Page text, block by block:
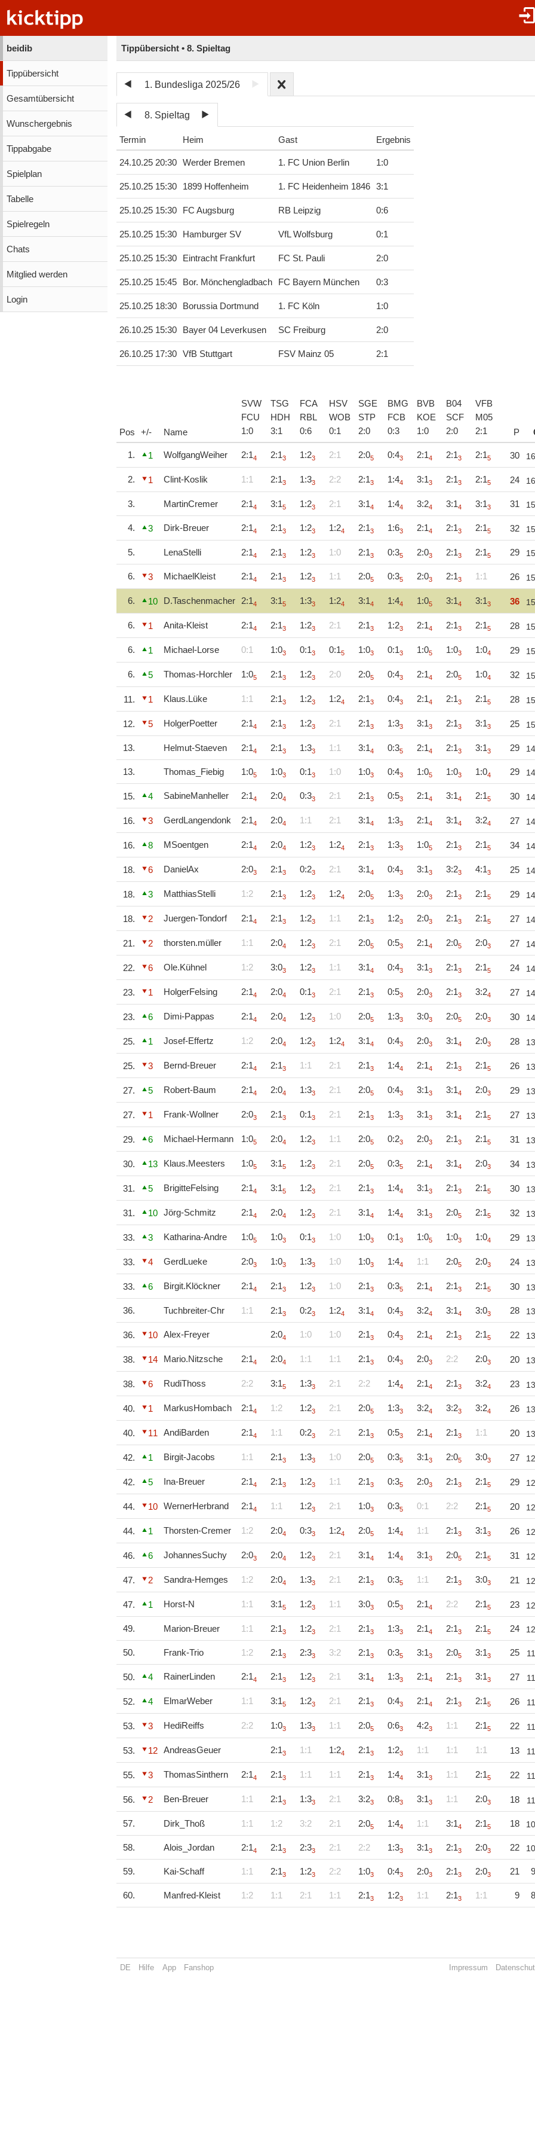
beidib
Tippübersicht
Gesamtübersicht
Wunschergebnis
Tippabgabe
Spielplan
Tabelle
Spielregeln
Chats
Mitglied werden
Login
Tippübersicht • 8. Spieltag
1. Bundesliga 2025/26
8. Spieltag
Termin Heim Gast Ergebnis
24.10.25 20:30 Werder Bremen 1. FC Union Berlin 1:0
25.10.25 15:30 1899 Hoffenheim 1. FC Heidenheim 1846 3:1
25.10.25 15:30 FC Augsburg RB Leipzig 0:6
25.10.25 15:30 Hamburger SV VfL Wolfsburg 0:1
25.10.25 15:30 Eintracht Frankfurt FC St. Pauli 2:0
25.10.25 15:45 Bor. Mönchengladbach FC Bayern München 0:3
25.10.25 18:30 Borussia Dortmund 1. FC Köln 1:0
26.10.25 15:30 Bayer 04 Leverkusen SC Freiburg 2:0
26.10.25 17:30 VfB Stuttgart FSV Mainz 05 2:1
Pos +/- Name
SVW
FCU
1:0
TSG
HDH
3:1
FCA
RBL
0:6
HSV
WOB
0:1
SGE
STP
2:0
BMG
FCB
0:3
BVB
KOE
1:0
B04
SCF
2:0
VFB
M05
2:1 P
1. 1 WolfgangWeiher 2:14 2:13 1:23 2:1 2:05 0:43 2:14 2:13 2:15 30
2. 1 Clint-Koslik 1:1 2:13 1:33 2:2 2:13 1:44 3:13 2:13 2:15 24
3. MartinCremer 2:14 3:15 1:23 2:1 3:14 1:44 3:24 3:14 3:13 31
4. 3 Dirk-Breuer 2:14 2:13 1:23 1:24 2:13 1:63 2:14 2:13 2:15 32
5. LenaStelli 2:14 2:13 1:23 1:0 2:13 0:35 2:03 2:13 2:15 29
6. 3 MichaelKleist 2:14 2:13 1:23 1:1 2:05 0:35 2:03 2:13 1:1 26
6. 10 D.Taschenmacher 2:14 3:15 1:33 1:24 3:14 1:44 1:05 3:14 3:13 36
6. 1 Anita-Kleist 2:14 2:13 1:23 2:1 2:13 1:23 2:14 2:13 2:15 28
6. 1 Michael-Lorse 0:1 1:03 0:13 0:15 1:03 0:13 1:05 1:03 1:04 29
6. 5 Thomas-Horchler 1:05 2:13 1:23 2:0 2:05 0:43 2:14 2:05 1:04 32
11. 1 Klaus.Lüke 1:1 2:13 1:23 1:24 2:13 0:43 2:14 2:13 2:15 28
12. 5 HolgerPoetter 2:14 2:13 1:23 2:1 2:13 1:33 3:13 2:13 3:13 25
13. Helmut-Staeven 2:14 2:13 1:33 1:1 3:14 0:35 2:14 2:13 3:13 29
13. Thomas_Fiebig 1:05 1:03 0:13 1:0 1:03 0:43 1:05 1:03 1:04 29
15. 4 SabineManheller 2:14 2:04 0:33 2:1 2:13 0:53 2:14 3:14 2:15 30
16. 3 GerdLangendonk 2:14 2:04 1:1 2:1 3:14 1:33 2:14 3:14 3:24 27
16. 8 MSoentgen 2:14 2:04 1:23 1:24 2:13 1:33 1:05 2:13 2:15 34
18. 6 DanielAx 2:03 2:13 0:23 2:1 3:14 0:43 3:13 3:23 4:13 25
18. 3 MatthiasStelli 1:2 2:13 1:23 1:24 2:05 1:33 2:03 2:13 2:15 29
18. 2 Juergen-Tondorf 2:14 2:13 1:23 1:1 2:13 1:23 2:03 2:13 2:15 27
21. 2 thorsten.müller 1:1 2:04 1:23 2:1 2:05 0:53 2:14 2:05 2:03 27
22. 6 Ole.Kühnel 1:2 3:03 1:23 1:1 3:14 0:43 3:13 2:13 2:15 24
23. 1 HolgerFelsing 2:14 2:04 0:13 2:1 2:13 0:53 2:03 2:13 3:24 27
23. 6 Dimi-Pappas 2:14 2:04 1:23 1:0 2:05 1:33 3:03 2:05 2:03 30
25. 1 Josef-Effertz 1:2 2:04 1:23 1:24 3:14 0:43 2:03 3:14 2:03 28
25. 3 Bernd-Breuer 2:14 2:13 1:1 2:1 2:13 1:44 2:14 2:13 2:15 26
27. 5 Robert-Baum 2:14 2:04 1:33 2:1 2:05 0:43 3:13 3:14 2:03 29
27. 1 Frank-Wollner 2:03 2:13 0:13 2:1 2:13 1:33 3:13 3:14 2:15 27
29. 6 Michael-Hermann 1:05 2:04 1:23 1:1 2:05 0:23 2:03 2:13 2:15 31
30. 13 Klaus.Meesters 1:05 3:15 1:23 2:1 2:05 0:35 2:14 3:14 2:03 34
31. 5 BrigitteFelsing 2:14 3:15 1:23 2:1 2:13 1:44 3:13 2:13 2:15 30
31. 10 Jörg-Schmitz 2:14 2:04 1:23 2:1 3:14 1:44 3:13 2:05 2:15 32
33. 3 Katharina-Andre 1:05 1:03 0:13 1:0 1:03 0:13 1:05 1:03 1:04 29
33. 4 GerdLueke 2:03 1:03 1:33 1:0 1:03 1:44 1:1 2:05 2:03 24
33. 6 Birgit.Klöckner 2:14 2:13 1:23 1:0 2:13 0:35 2:14 2:13 2:15 30
36. Tuchbreiter-Chr 1:1 2:13 0:23 1:24 3:14 0:43 3:24 3:14 3:03 28
36. 10 Alex-Freyer 2:04 1:0 1:0 2:13 0:43 2:14 2:13 2:15 22
38. 14 Mario.Nitzsche 2:14 2:04 1:1 1:1 2:13 0:43 2:03 2:2 2:03 20
38. 6 RudiThoss 2:2 3:15 1:33 2:1 2:2 1:44 2:14 2:13 3:24 23
40. 1 MarkusHombach 2:14 1:2 1:23 2:1 2:05 1:33 3:24 3:23 3:24 26
40. 11 AndiBarden 2:14 1:1 0:23 2:1 2:13 0:53 2:14 2:13 1:1 20
42. 1 Birgit-Jacobs 1:1 2:13 1:33 1:0 2:05 0:35 3:13 2:05 3:03 27
42. 5 Ina-Breuer 2:14 2:13 1:23 1:1 2:13 0:35 2:03 2:13 2:15 29
44. 10 WernerHerbrand 2:14 1:1 1:23 2:1 1:03 0:35 0:1 2:2 2:15 20
44. 1 Thorsten-Cremer 1:2 2:04 0:33 1:24 2:05 1:44 1:1 2:13 3:13 26
46. 6 JohannesSuchy 2:03 2:04 1:23 2:1 3:14 1:44 3:13 2:05 2:15 31
47. 2 Sandra-Hemges 1:2 2:04 1:33 2:1 2:13 0:35 1:1 2:13 3:03 21
47. 1 Horst-N 1:1 3:15 1:23 1:1 3:03 0:53 2:14 2:2 2:15 23
49. Marion-Breuer 1:1 2:13 1:23 2:1 2:13 1:33 2:14 2:13 2:15 24
50. Frank-Trio 1:2 2:13 2:33 3:2 2:13 0:35 3:13 2:05 3:13 25
50. 4 RainerLinden 2:14 2:13 1:23 2:1 3:14 1:33 2:14 2:13 3:13 27
52. 4 ElmarWeber 1:1 3:15 1:23 2:1 2:13 0:43 2:14 2:13 2:15 26
53. 3 HediReiffs 2:2 1:03 1:33 1:1 2:05 0:63 4:23 1:1 2:15 22
53. 12 AndreasGeuer 2:13 1:1 1:24 2:13 1:23 1:1 1:1 1:1 13
55. 3 ThomasSinthern 2:14 2:13 1:1 1:1 2:13 1:44 3:13 1:1 2:15 22
56. 2 Ben-Breuer 1:1 2:13 1:33 2:1 3:23 0:83 3:13 1:1 2:03 18
57. Dirk_Thoß 1:1 1:2 3:2 2:1 2:05 1:44 1:1 3:14 2:15 18
58. Alois_Jordan 2:14 2:13 2:33 2:1 2:2 1:33 3:13 2:13 2:03 22
59. Kai-Schaff 1:1 2:13 1:23 2:2 1:03 0:43 2:03 2:13 2:03 21
60. Manfred-Kleist 1:2 1:1 2:1 1:1 2:13 1:23 1:1 2:13 1:1 9
DE Hilfe App Fanshop Impressum